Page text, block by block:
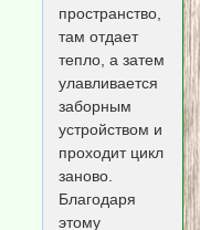
пространство,
там отдает
тепло, а затем
улавливается
заборным
устройством и
проходит цикл
заново.
Благодаря
этому